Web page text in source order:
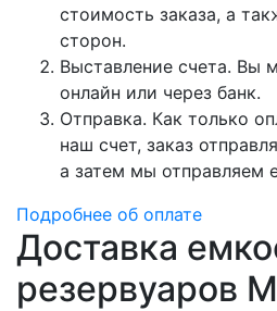
стоимость заказа, а
сторон.
Выставление счета. Вы
онлайн или через банк.
Отправка. Как только
наш счет, заказ
а затем мы отправляем
Подробнее об оплате
Доставка
резервуаров